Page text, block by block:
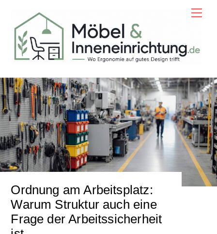
content
Ordnung am Arbeitsplatz:
Warum Struktur auch eine
Frage der Arbeitssicherheit